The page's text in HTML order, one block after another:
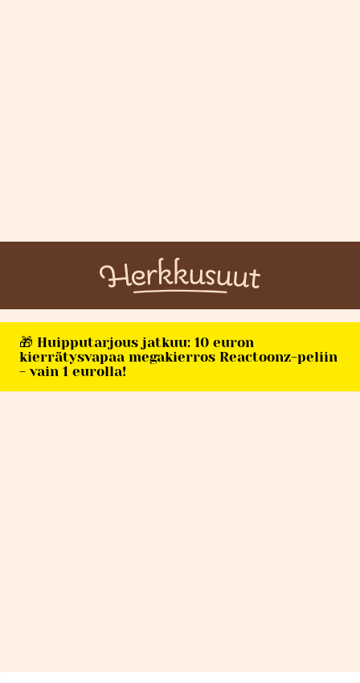
🎁 Huipputarjous jatkuu: 10 euron
kierrätysvapaa megakierros Reactoonz-peliin
- vain 1 eurolla!